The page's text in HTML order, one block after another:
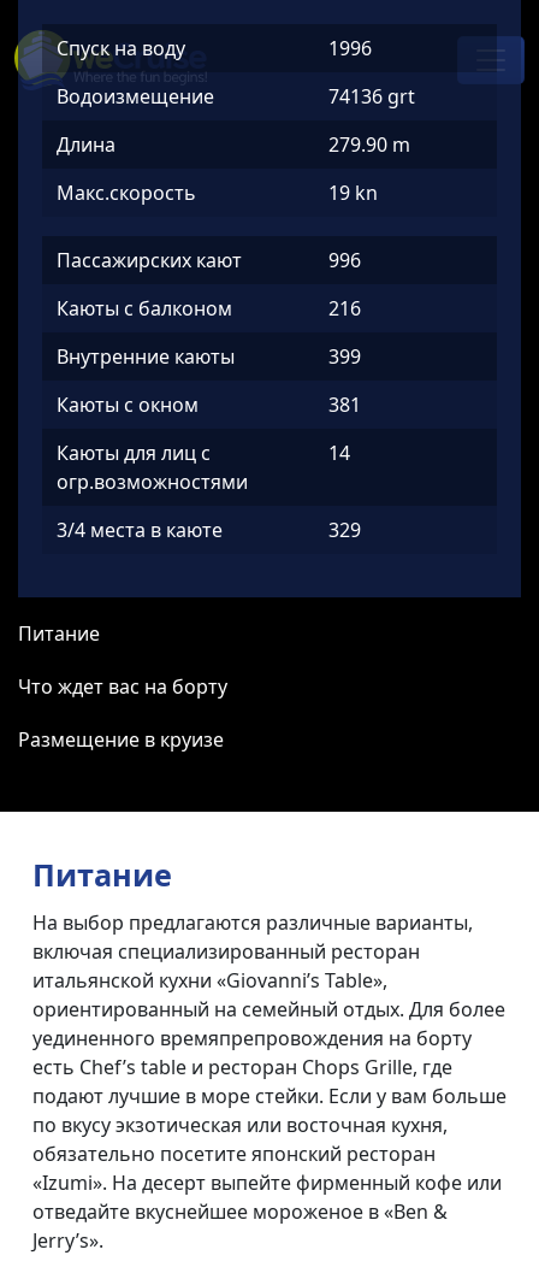
Main
Navigation
Спуск на воду
1996
Водоизмещение
74136 grt
Длина
279.90 m
Макс.скорость
19 kn
Пассажирских кают
996
Каюты с балконом
216
Внутренние каюты
399
Каюты с окном
381
Каюты для лиц с
огр.возможностями
14
3/4 места в каюте 329
Питание
Что ждет вас на борту
Размещение в круизе
Питание
На выбор предлагаются различные варианты,
включая специализированный ресторан
итальянской кухни «Giovanni’s Table»,
ориентированный на семейный отдых. Для более
уединенного времяпрепровождения на борту
есть Chef’s table и ресторан Chops Grille, где
подают лучшие в море стейки. Если у вам больше
по вкусу экзотическая или восточная кухня,
обязательно посетите японский ресторан
«Izumi». На десерт выпейте фирменный кофе или
отведайте вкуснейшее мороженое в «Ben &
Jerry’s».